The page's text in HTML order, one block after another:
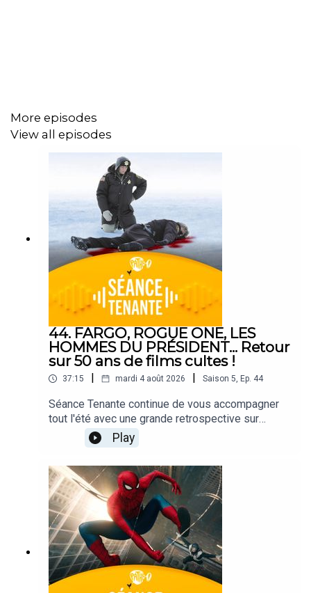
More episodes
View all episodes
44. FARGO, ROGUE ONE, LES
HOMMES DU PRÉSIDENT... Retour
sur 50 ans de films cultes !
37:15 mardi 4 août 2026 Saison 5, Ep. 44
Séance Tenante continue de vous accompagner
tout l'été avec une grande retrospective sur
certains des meilleurs films de ces 50 dernières
années !Ce podcast est animé par Alexis Audren,
avec Robin Nègre, Lisa Muratore, Gaël Golhen et
François Léger.CRÉDITS - Séance Tenante est un
podcast des Cinémas Pathé. Direction de projet :
Alexis Audren. Réalisation : Thomas Plé. Identité
sonore : Josselin Bordat.
Play